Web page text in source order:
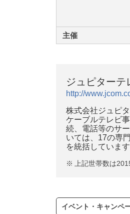
主催
ジュピターテ
http://
株式会社ジュピ
ケーブルテレビ
続、電話等のサ
いては、17の専
を統括しています
※ 上記世帯数は
イベント・キャンペ